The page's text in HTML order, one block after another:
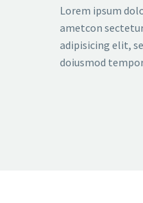
Lorem ipsum
ametcon
adipisicing elit,
doiusmod